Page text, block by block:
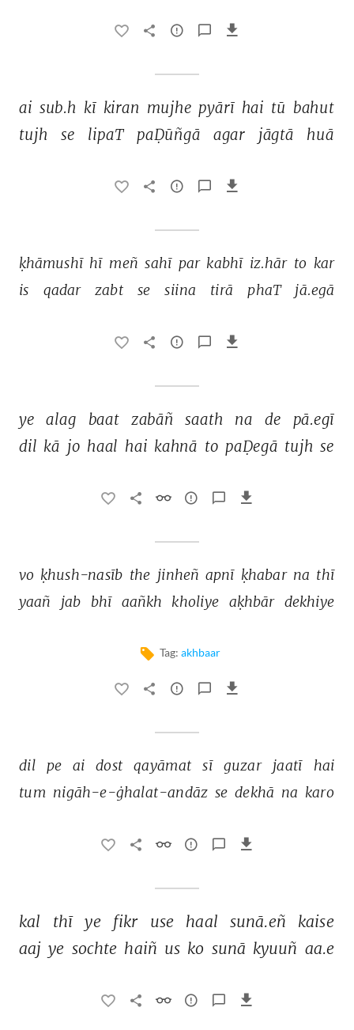
ai sub.h kī kiran mujhe pyārī hai tū bahut
tujh
se lipaT paḌūñgā agar jāgtā huā
ḳhāmushī hī meñ sahī par kabhī iz.hār to kar
is
qadar zabt se siina tirā phaT jā.egā
ye alag baat zabāñ saath na de
pā.egī
dil kā jo haal hai kahnā to paḌegā tujh se
vo ḳhush-nasīb the jinheñ apnī ḳhabar na thī
yaañ
jab bhī aañkh kholiye aḳhbār dekhiye
Tag: akhbaar
dil pe ai dost qayāmat sī guzar jaatī
hai
tum nigāh-e-ġhalat-andāz se dekhā na karo
kal thī ye fikr use haal sunā.eñ
kaise
aaj ye sochte haiñ us ko sunā kyuuñ aa.e